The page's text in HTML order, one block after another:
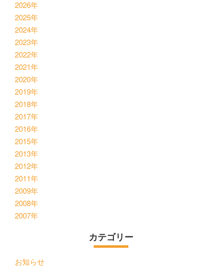
2026年
2025年
2024年
2023年
2022年
2021年
2020年
2019年
2018年
2017年
2016年
2015年
2013年
2012年
2011年
2009年
2008年
2007年
カテゴリー
お知らせ